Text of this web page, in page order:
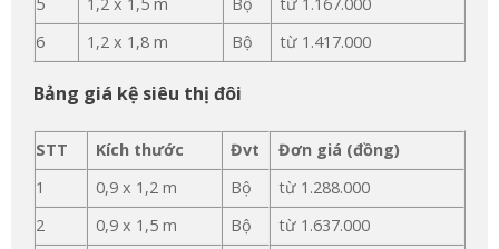
6
1,2 x 1,8 m Bộ từ 1.417.000
Bảng giá kệ siêu thị đôi
STT Kích thước Đvt
Đơn giá (đồng)
1
0,9 x 1,2 m Bộ
từ 1.288.000
2
0,9 x 1,5 m Bộ
từ 1.637.000